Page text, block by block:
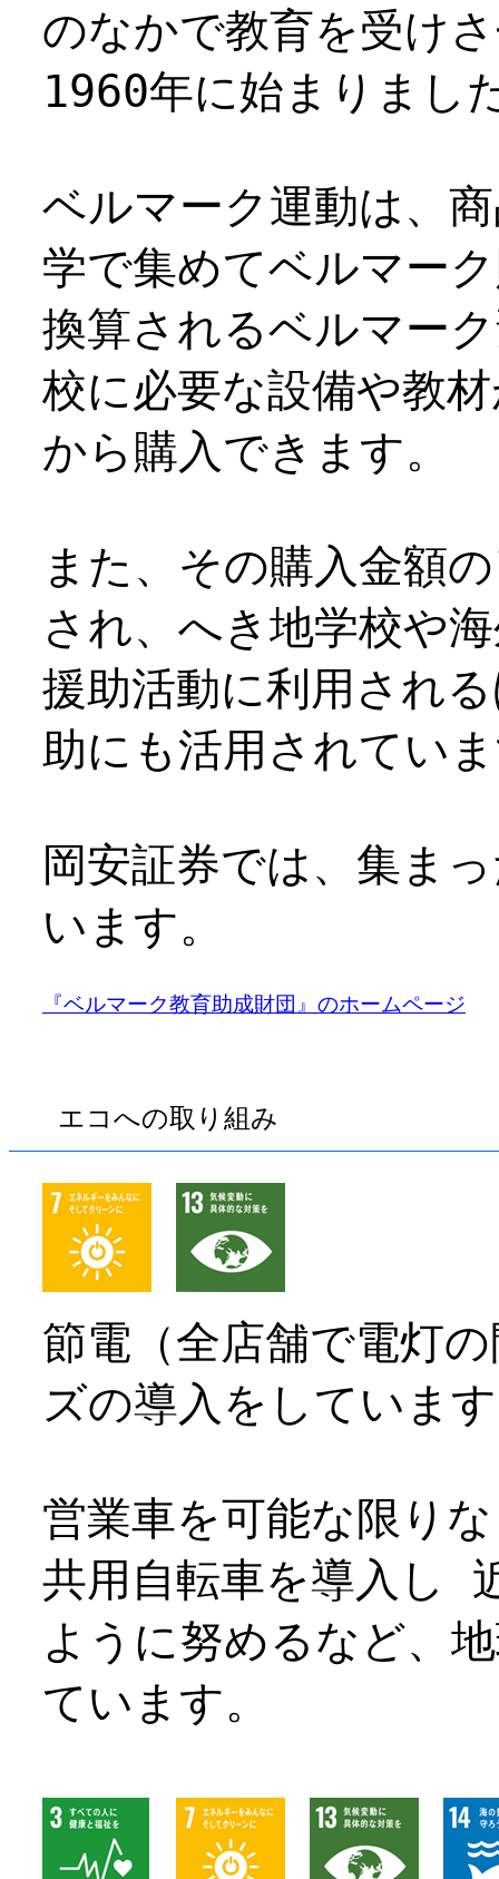
のなかで教育を受け
1960年に始まりまし
ベルマーク運動は、
学で集めてベルマー
換算されるベルマー
校に必要な設備や教
から購入できます。​
また、その購入金額
され、へき地学校や
援助活動に利用され
助にも活用されてい
岡安証券では、集ま
います。
『ベルマーク教育助成財団』のホームページ
エコへの取り組み
節電（全店舗で電灯
ズの導入をしていま
営業車を可能な限り
共用自転車を導入し
ように努めるなど、
ています。